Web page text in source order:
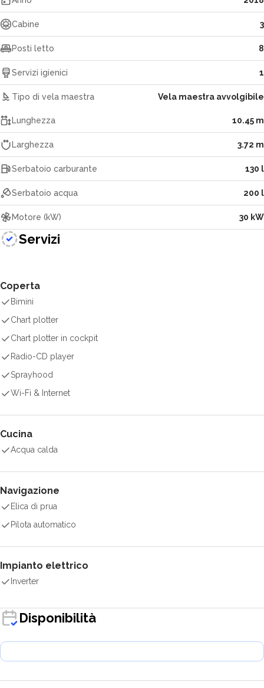
Cabine 3
Posti letto 8
Servizi igienici 1
Tipo di vela maestra Vela maestra avvolgibile
Lunghezza 10.45 m
Larghezza 3.72 m
Serbatoio carburante 130 l
Serbatoio acqua 200 l
Motore (kW) 30 kW
Servizi
Coperta
Bimini
Chart plotter
Chart plotter in cockpit
Radio-CD player
Sprayhood
Wi-Fi & Internet
Cucina
Acqua calda
Navigazione
Elica di prua
Pilota automatico
Impianto elettrico
Inverter
Disponibilità